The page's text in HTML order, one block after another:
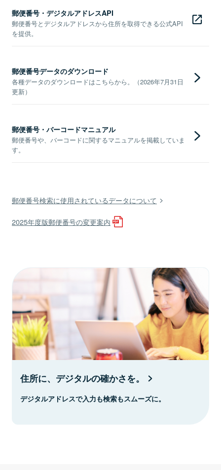
郵便番号・デジタルアドレスAPI
郵便番号とデジタルアドレスから住所を取得できる公式API
を提供。
郵便番号データのダウンロード
各種データのダウンロードはこちらから。（2026年7月31日
更新）
郵便番号・バーコードマニュアル
郵便番号や、バーコードに関するマニュアルを掲載していま
す。
郵便番号検索に使用されているデータについて
2025年度版郵便番号の変更案内
住所に、デジタルの確かさを。
デジタルアドレスで入力も検索もスムーズに。